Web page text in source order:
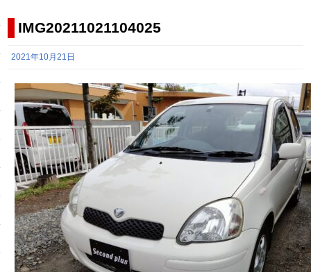
IMG20211021104025
2021年10月21日